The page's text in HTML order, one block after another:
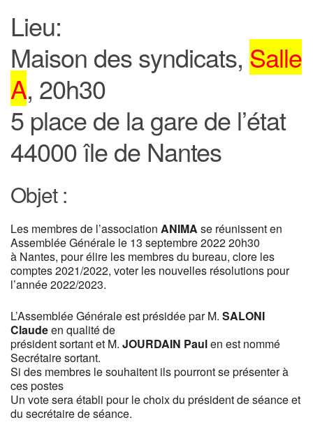
Lieu:
Maison des syndicats, Salle
A, 20h30
5 place de la gare de l’état
44000 île de Nantes
Objet :
Les membres de l’association ANIMA se réunissent en
Assemblée Générale le 13 septembre 2022 20h30
à Nantes, pour élire les membres du bureau, clore les
comptes 2021/2022, voter les nouvelles résolutions pour
l’année 2022/2023.
L’Assemblée Générale est présidée par M. SALONI
Claudeen qualité de
président sortant et M. JOURDAIN Paulen est nommé
Secrétaire sortant.
Si des membres le souhaitent ils pourront se présenter à
ces postes
Un vote sera établi pour le choix du président de séance et
du secrétaire de séance.